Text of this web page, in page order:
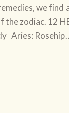
we find
zodiac. 12
Aries: